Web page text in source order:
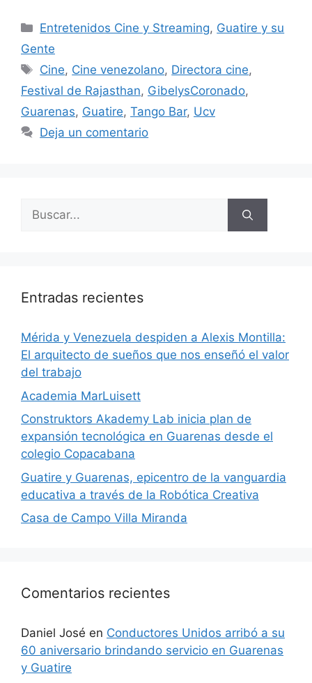
Entretenidos Cine y Streaming, Guatire y su
Gente
Cine, Cine venezolano, Directora cine,
Festival de Rajasthan, GibelysCoronado,
Guarenas, Guatire, Tango Bar, Ucv
Deja un comentario
Entradas recientes
​Mérida y Venezuela despiden a Alexis Montilla:
El arquitecto de sueños que nos enseñó el valor
del trabajo
Academia MarLuisett
Construktors Akademy Lab inicia plan de
expansión tecnológica en Guarenas desde el
colegio Copacabana
Guatire y Guarenas, epicentro de la vanguardia
educativa a través de la Robótica Creativa
Casa de Campo Villa Miranda
Comentarios recientes
Daniel José en Conductores Unidos arribó a su
60 aniversario brindando servicio en Guarenas
y Guatire